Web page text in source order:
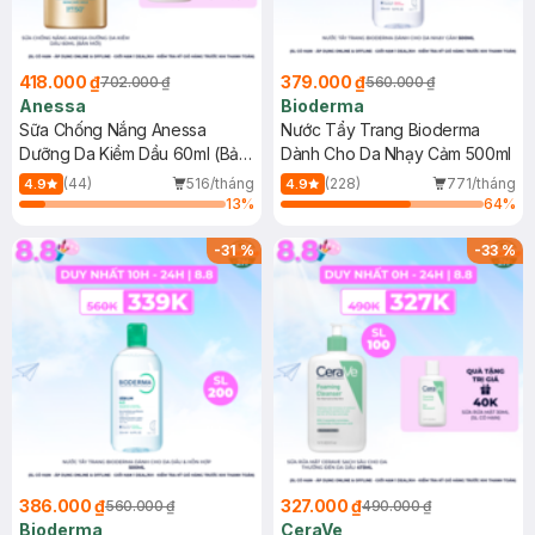
418.000 ₫702.000 ₫
Anessa
Sữa Chống Nắng Anessa
Dưỡng Da Kiềm Dầu 60ml (Bản
Mới)
4.9 (44)
516/tháng
13%
379.000 ₫560.000 ₫
Bioderma
Nước Tẩy Trang Bioderma
Dành Cho Da Nhạy Cảm 500ml
4.9 (228)
771/tháng
64%
-31%
386.000 ₫560.000 ₫
Bioderma
-33%
327.000 ₫490.000 ₫
CeraVe